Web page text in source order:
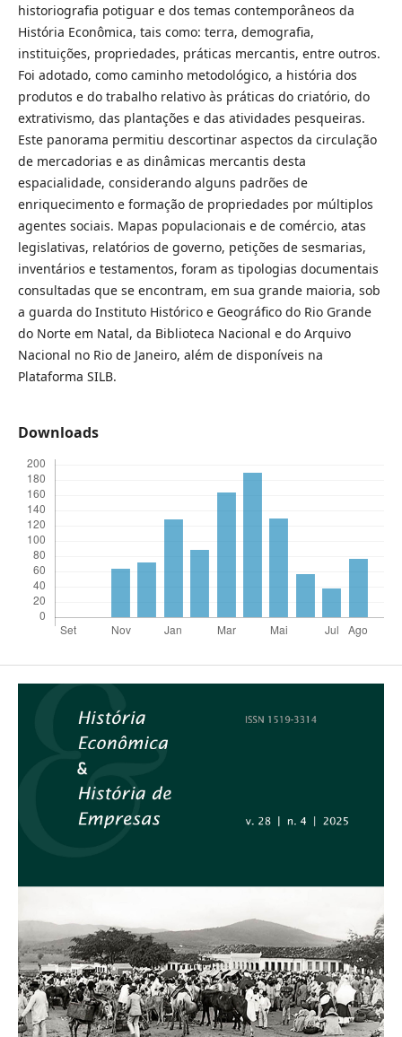
historiografia potiguar e dos temas contemporâneos da
História Econômica, tais como: terra, demografia,
instituições, propriedades, práticas mercantis, entre outros.
Foi adotado, como caminho metodológico, a história dos
produtos e do trabalho relativo às práticas do criatório, do
extrativismo, das plantações e das atividades pesqueiras.
Este panorama permitiu descortinar aspectos da circulação
de mercadorias e as dinâmicas mercantis desta
espacialidade, considerando alguns padrões de
enriquecimento e formação de propriedades por múltiplos
agentes sociais. Mapas populacionais e de comércio, atas
legislativas, relatórios de governo, petições de sesmarias,
inventários e testamentos, foram as tipologias documentais
consultadas que se encontram, em sua grande maioria, sob
a guarda do Instituto Histórico e Geográfico do Rio Grande
do Norte em Natal, da Biblioteca Nacional e do Arquivo
Nacional no Rio de Janeiro, além de disponíveis na
Plataforma SILB.
Downloads